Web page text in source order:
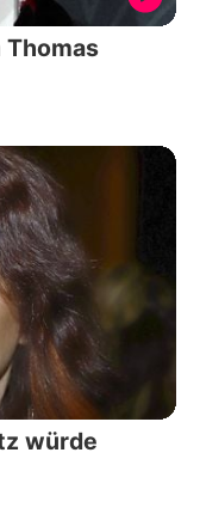
Thomas
würde